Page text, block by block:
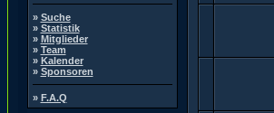
» Suche
» Statistik
» Mitglieder
» Team
» Kalender
» Sponsoren
» F.A.Q